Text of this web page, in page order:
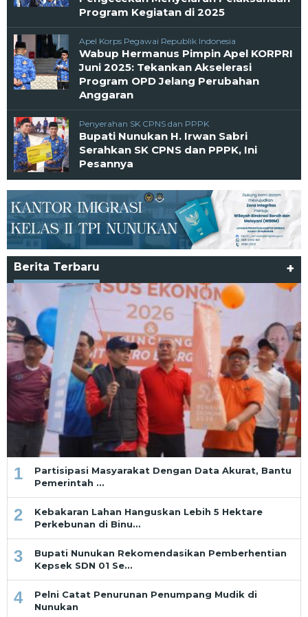
Program Kegiatan di 2025
Apel Korps Pegawai Republik Indonesia
Wabup Hermanus Pimpin Apel KORPRI
Juni 2025: Tekankan Akselerasi
Program OPD Jelang Perubahan
Anggaran
Penyerahan SK CPNS dan PPPK
Bupati Nunukan H. Irwan Sabri
Serahkan SK CPNS dan PPPK, Ini
Pesannya
Berita Terbaru +
1
Partisipasi Masyarakat Dengan Data Akurat, Bantu
Pemerintah …
2
Kebakaran Lahan Hanguskan Lebih 5 Hektare
Perkebunan di Binu…
3
Bupati Nunukan Rekomendasikan Pemberhentian
Kepsek SDN 01 Se…
4
Pelni Catat Penurunan Penumpang Mudik di
Nunukan